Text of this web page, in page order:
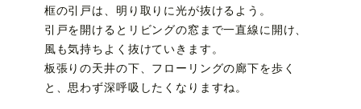
框の引戸は、明り取りに光が抜けるよう。
引戸を開けるとリビングの窓まで一直線に開け、
風も気持ちよく抜けていきます。
板張りの天井の下、フローリングの廊下を歩く
と、思わず深呼吸したくなりますね。